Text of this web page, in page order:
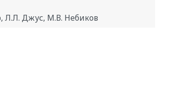
Джус, М.В. Небиков